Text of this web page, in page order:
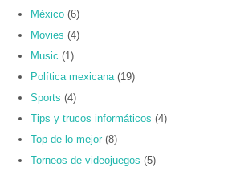
México (6)
Movies (4)
Music (1)
Política mexicana (19)
Sports (4)
Tips y trucos informáticos (4)
Top de lo mejor (8)
Torneos de videojuegos (5)